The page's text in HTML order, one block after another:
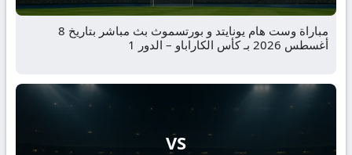
مباراة وست هام يونايتد و بورتسموث بث مباشر بتاريخ 8
أغسطس 2026 بـ كأس الكاراباو – الدور 1
VS